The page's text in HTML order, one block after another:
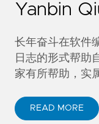
Yanbin
长年奋斗在软件
日志的形式帮助
家有所帮助，实
READ MORE